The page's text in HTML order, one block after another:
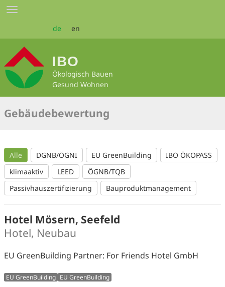
Zum
Seiteninhalt
Toggle
de en
IBO
Ökologisch Bauen
Gesund Wohnen
Gebäudebewertung
Alle DGNB/ÖGNI EU GreenBuilding
IBO ÖKOPASS
klimaaktiv
LEED
ÖGNB/TQB
Passivhauszertifizierung
Bauproduktmanagement
Hotel Mösern, Seefeld
Hotel, Neubau
EU GreenBuilding Partner: For Friends Hotel GmbH
EU GreenBuilding EU GreenBuilding